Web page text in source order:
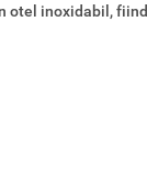
otel inoxidabil, fiind